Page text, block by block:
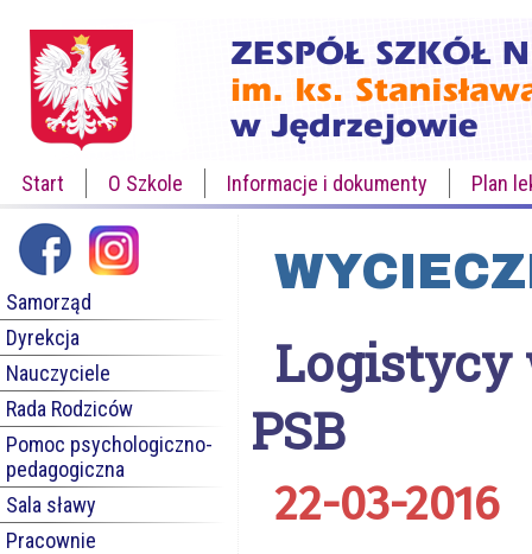
Start O Szkole Informacje i dokumenty Plan
Samorząd
Dyrekcja
Nauczyciele
Rada Rodziców
Pomoc psychologiczno-
pedagogiczna
Sala sławy
Pracownie
Logistycy
PSB
22-03-2016